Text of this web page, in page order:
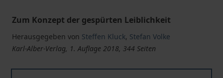
Zum Konzept der gespürten Leiblichkeit
Herausgegeben von Steffen Kluck, Stefan Volke
Karl-Alber-Verlag, 1. Auflage 2018, 344 Seiten